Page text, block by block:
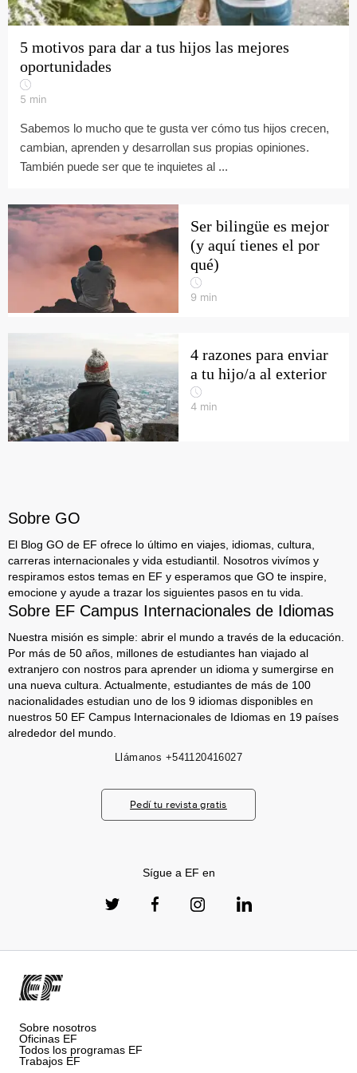
5 motivos para dar a tus hijos las mejores
oportunidades
5 min
Sabemos lo mucho que te gusta ver cómo tus hijos crecen,
cambian, aprenden y desarrollan sus propias opiniones.
También puede ser que te inquietes al ...
Ser bilingüe es mejor
(y aquí tienes el por
qué)
9 min
4 razones para enviar
a tu hijo/a al exterior
4 min
Sobre GO
El Blog GO de EF ofrece lo último en viajes, idiomas, cultura,
carreras internacionales y vida estudiantil. Nosotros vivímos y
respiramos estos temas en EF y esperamos que GO te inspire,
emocione y ayude a trazar los siguientes pasos en tu vida.
Sobre EF Campus Internacionales de Idiomas
Nuestra misión es simple: abrir el mundo a través de la educación.
Por más de 50 años, millones de estudiantes han viajado al
extranjero con nostros para aprender un idioma y sumergirse en
una nueva cultura. Actualmente, estudiantes de más de 100
nacionalidades estudian uno de los 9 idiomas disponibles en
nuestros 50 EF Campus Internacionales de Idiomas en 19 países
alrededor del mundo.
Llámanos +541120416027
Pedí tu revista gratis
Sígue a EF en
Sobre nosotros
Oficinas EF
Todos los programas EF
Trabajos EF